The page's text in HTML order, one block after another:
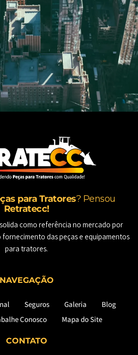
para Tratores? Pensou
Retratecc!
como referência no mercado por
das peças e equipamentos
para tratores.
NAVEGAÇÃO
Seguros Galeria
Blog
Conosco Mapa do Site
CONTATO